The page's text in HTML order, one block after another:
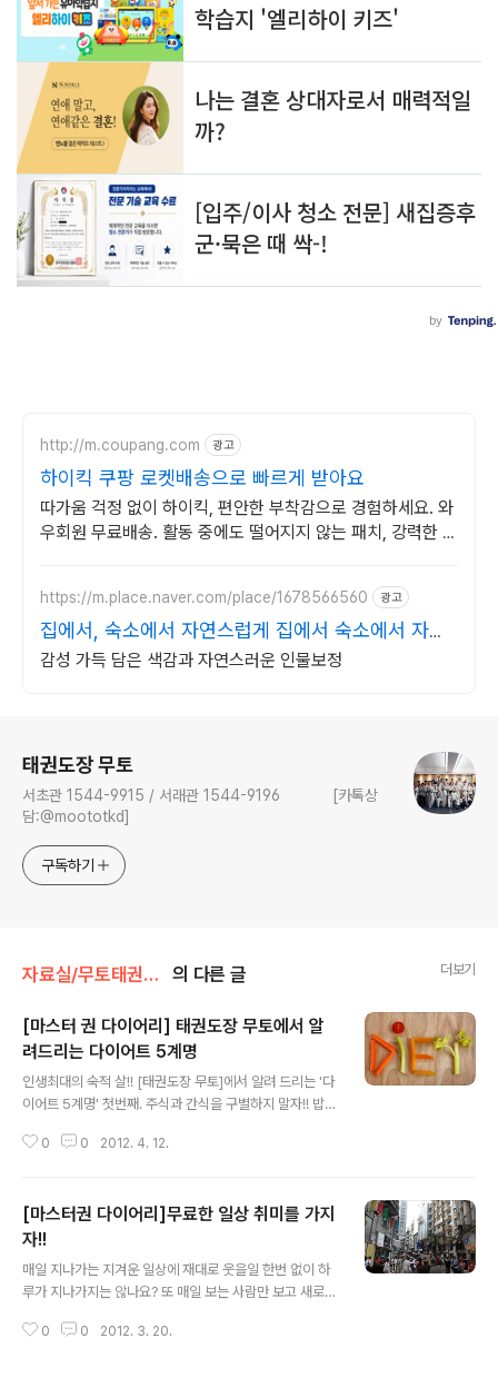
http://m.coupang.com 광고
하이킥 쿠팡 로켓배송으로 빠르게 받아요
따가움 걱정 없이 하이킥, 편안한 부착감으로 경험하세요. 와
우회원 무료배송. 활동 중에도 떨어지지 않는 패치, 강력한 밀
https://m.place.naver.com/place/1678566560 광고
집에서, 숙소에서 자연스럽게 집에서 숙소에서 자연
스럽게
감성 가득 담은 색감과 자연스러운 인물보정
태권도장 무토
서초관 1544-9915 / 서래관 1544-9196 [카톡상
담:@moototkd]
구독하기
자료실/무토태권도다이어리 의 다른 글 더보기
[마스터 권 다이어리] 태권도장 무토에서 알
려드리는 다이어트 5계명
인생최대의 숙적 살!! [태권도장 무토]에서 알려 드리는 '다
이어트 5계명' 첫번째. 주식과 간식을 구별하지 말자!! 밥과
디저트라는 공식을 벗어나야 합니다. 고 탄수화물인 음식
를 하기 위해 식이 섬유와 여러 무기질, 비타민의 섭취를 늘
리고자 섭취하는 식품으로 샐러드를 선택했다고 안심하면
안됩니다. 흔히 먹는 셀러드 드레싱에도 칼로리 높은 마요
네즈가 첨가 되어 있습니 다. 세번째. 일찍 자는 습관을 들
이자!! 수면시간도 다이어트에 영향을 미칩니다. 충분한 수
면은 호르몬의 균형에 도움을 주어 식용을 억제하는 장점
0 0 2012. 4. 12.
[마스터권 다이어리]무료한 일상 취미를 가지
자!!
매일 지나가는 지겨운 일상에 재대로 웃을일 한번 없이 하
루가 지나가지는 않나요? 또 매일 보는 사람만 보고 새로울
활에 도전해 보세요. 새로운 취미활동으로 운동을 생각해
0 0 2012. 3. 20.